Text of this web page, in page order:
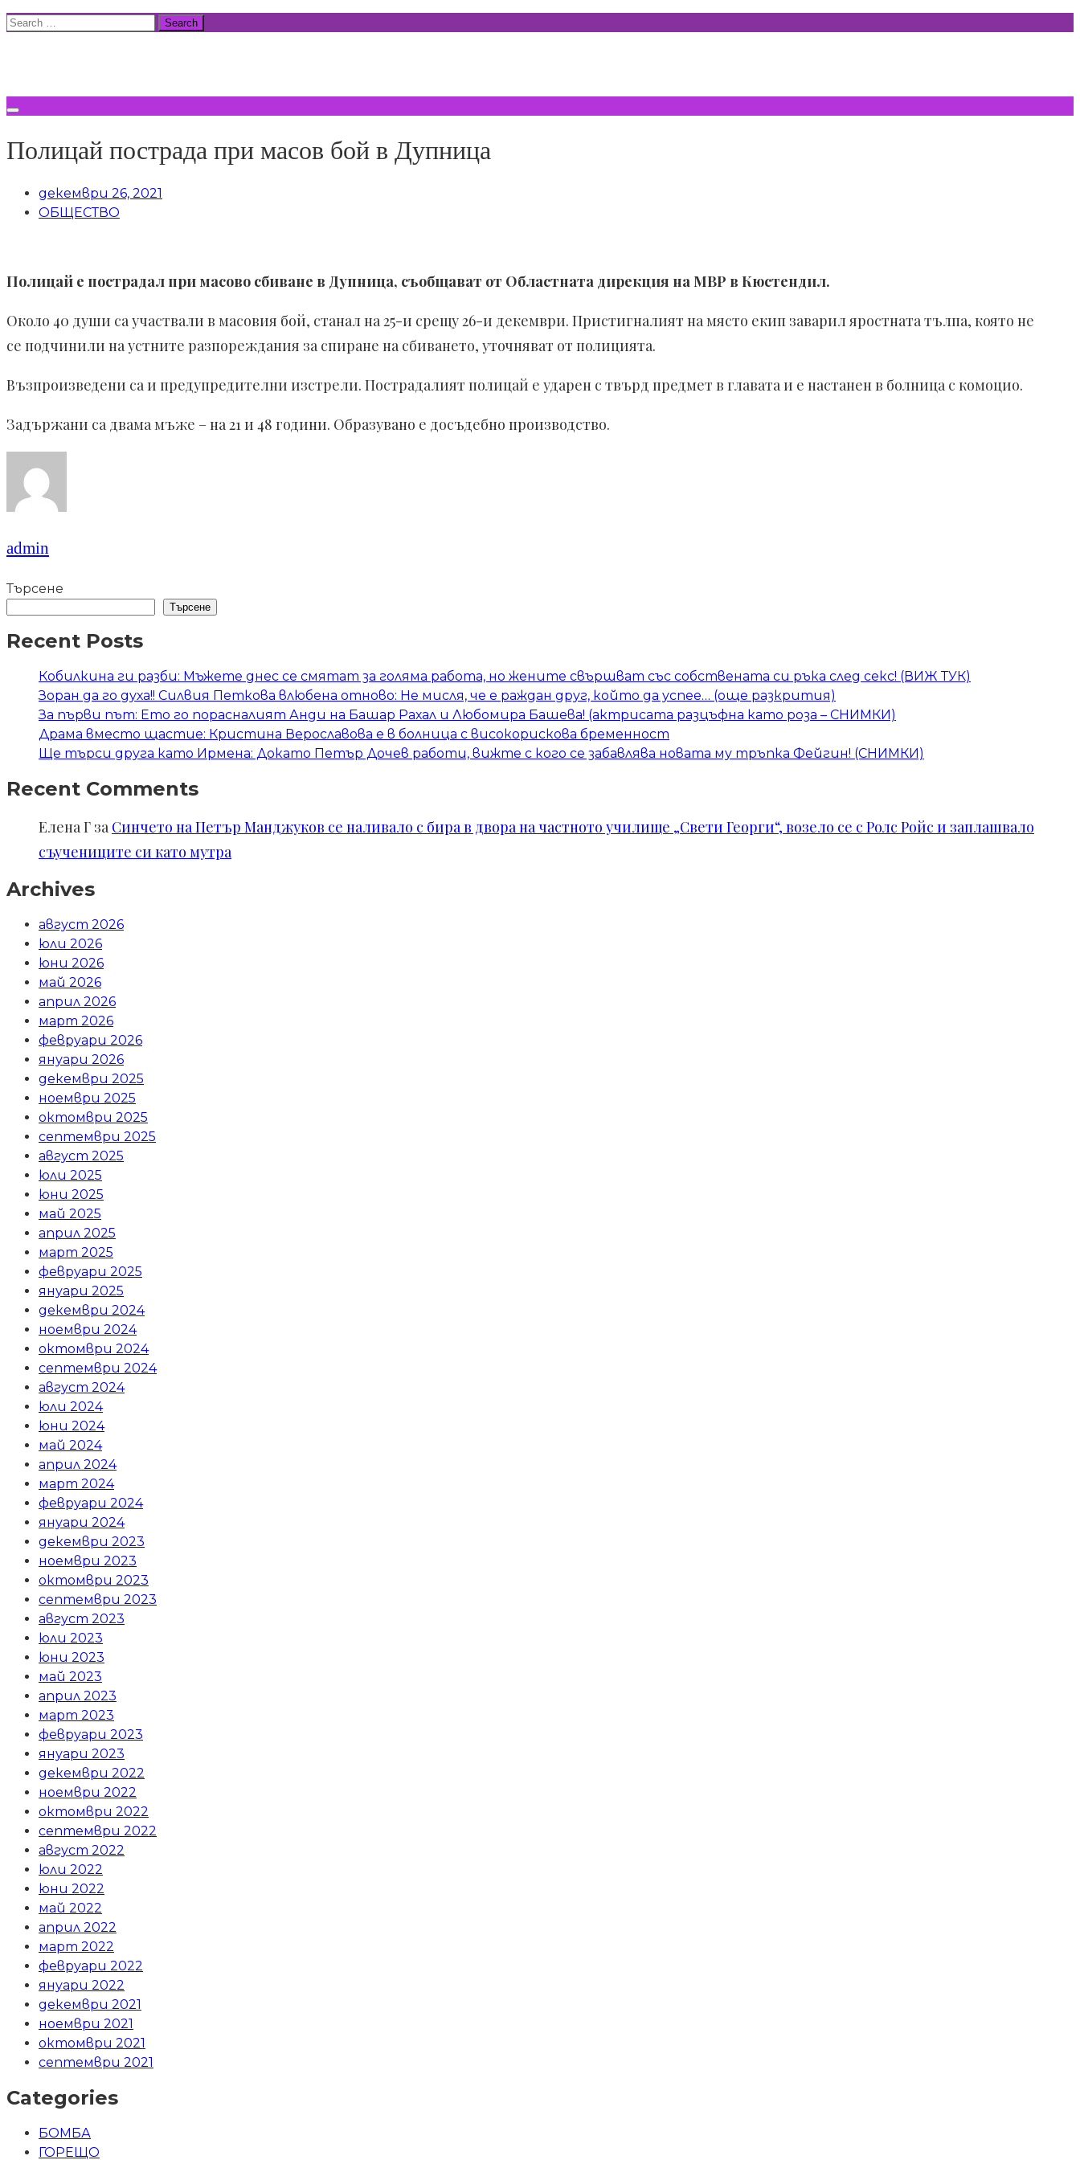
Skip
Search
Полицай пострада при масов бой в Дупница
декември 26, 2021
ОБЩЕСТВО
Полицай е пострадал при масово сбиване в Дупница, съобщават от Областната дирекция на МВР в Кюстендил.
Около 40 души са участвали в масовия бой, станал на 25-и срещу 26-и декември. Пристигналият на място екип заварил яростната тълпа, която не
се подчинили на устните разпореждания за спиране на сбиването, уточняват от полицията.
Възпроизведени са и предупредителни изстрели. Пострадалият полицай е ударен с твърд предмет в главата и е настанен в болница с комоцио.
Задържани са двама мъже – на 21 и 48 години. Образувано е досъдебно производство.
admin
Търсене
Търсене
Recent Posts
Кобилкина ги разби: Мъжете днес се смятат за голяма работа, но жените свършват със собствената си ръка след секс! (ВИЖ ТУК)
Зоран да го духа!! Силвия Петкова влюбена отново: Не мисля, че е раждан друг, който да успее… (още разкрития)
За първи път: Ето го порасналият Анди на Башар Рахал и Любомира Башева! (актрисата разцъфна като роза – СНИМКИ)
Драма вместо щастие: Кристина Верославова е в болница с високорискова бременност
Ще търси друга като Ирмена: Докато Петър Дочев работи, вижте с кого се забавлява новата му тръпка Фейгин! (СНИМКИ)
Recent Comments
Елена Г за Синчето на Петър Манджуков се наливало с бира в двора на частното училище „Свети Георги“, возело се с Ролс Ройс и заплашвало
съучениците си като мутра
Archives
август 2026
юли 2026
юни 2026
май 2026
април 2026
март 2026
февруари 2026
януари 2026
декември 2025
ноември 2025
октомври 2025
септември 2025
август 2025
юли 2025
юни 2025
май 2025
април 2025
март 2025
февруари 2025
януари 2025
декември 2024
ноември 2024
октомври 2024
септември 2024
август 2024
юли 2024
юни 2024
май 2024
април 2024
март 2024
февруари 2024
януари 2024
декември 2023
ноември 2023
октомври 2023
септември 2023
август 2023
юли 2023
юни 2023
май 2023
април 2023
март 2023
февруари 2023
януари 2023
декември 2022
ноември 2022
октомври 2022
септември 2022
август 2022
юли 2022
юни 2022
май 2022
април 2022
март 2022
февруари 2022
януари 2022
декември 2021
ноември 2021
октомври 2021
септември 2021
Categories
БОМБА
ГОРЕЩО